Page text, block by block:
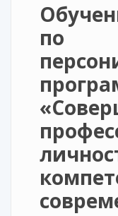
по